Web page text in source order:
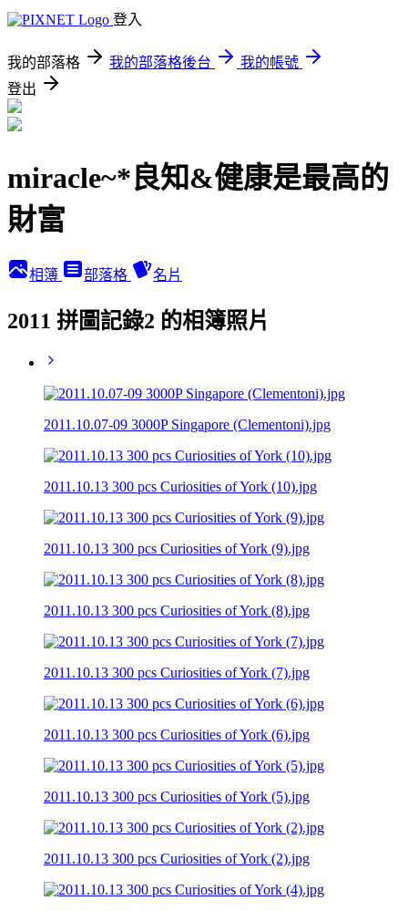
登入
我的部落格 我的部落格後台
我的帳號
登出
miracle~*良知&健康是最高的
財富
相簿 部落格 名片
2011 拼圖記錄2 的相簿照片
2011.10.07-09 3000P Singapore (Clementoni).jpg
2011.10.13 300 pcs Curiosities of York (10).jpg
2011.10.13 300 pcs Curiosities of York (9).jpg
2011.10.13 300 pcs Curiosities of York (8).jpg
2011.10.13 300 pcs Curiosities of York (7).jpg
2011.10.13 300 pcs Curiosities of York (6).jpg
2011.10.13 300 pcs Curiosities of York (5).jpg
2011.10.13 300 pcs Curiosities of York (2).jpg